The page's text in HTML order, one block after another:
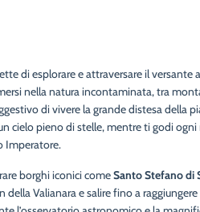
di esplorare e attraversare il versante
nella natura incontaminata, tra
di vivere la grande distesa della
cielo pieno di stelle, mentre ti godi
Imperatore.
borghi iconici comeSanto Stefano di
della Valianara e salire fino a